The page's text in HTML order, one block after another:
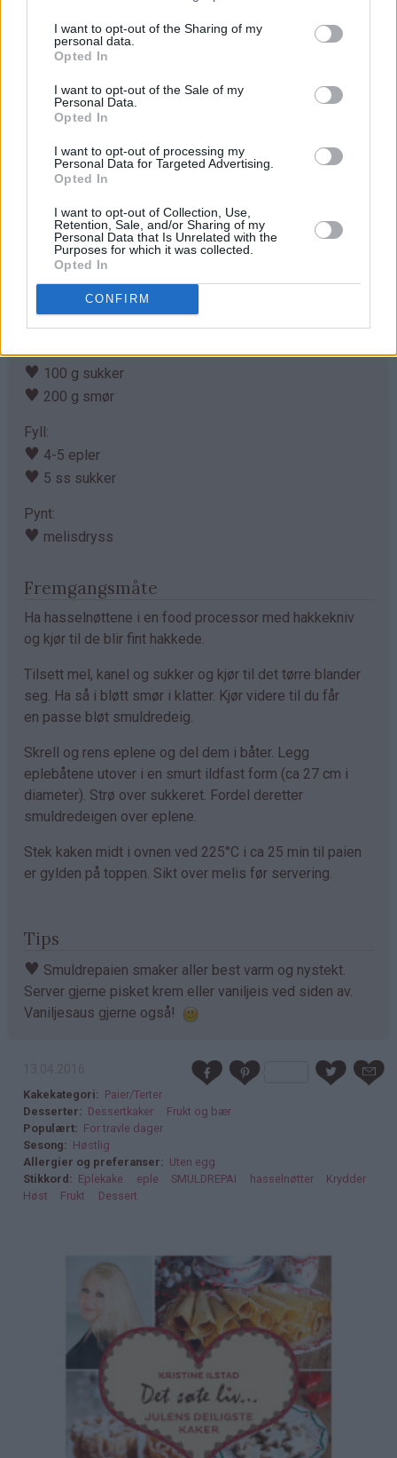
I want to opt-out of the Sharing of my
personal data.
Opted In
I want to opt-out of the Sale of my
Personal Data.
Opted In
I want to opt-out of processing my
Personal Data for Targeted Advertising.
Opted In
I want to opt-out of Collection, Use,
Retention, Sale, and/or Sharing of my
Personal Data that Is Unrelated with the
Purposes for which it was collected.
Opted In
CONFIRM
Ingredienser
Smuldredeig:
150 g hasselnøtter
♥3 dl hvetemel
♥2 ts kanel
♥ 100 g sukker
♥ 200 g smør
Fyll:
♥ 4-5 epler
♥ 5 ss sukker
Pynt:
♥ melisdryss
Fremgangsmåte
Ha hasselnøttene i en food processor med hakkekniv
og kjør til de blir fint hakkede.
Tilsett mel, kanel og sukker og kjør til det tørre blander
seg. Ha så i bløtt smør i klatter. Kjør videre til du får
en passe bløt smuldredeig.
Skrell og rens eplene og del dem i båter. Legg
eplebåtene utover i en smurt ildfast form (ca 27 cm i
diameter). Strø over sukkeret. Fordel deretter
smuldredeigen over eplene.
Stek kaken midt i ovnen ved 225°C i ca 25 min til paien
er gylden på toppen. Sikt over melis før servering.
Tips
♥ Smuldrepaien smaker aller best varm og nystekt.
Server gjerne pisket krem eller vaniljeis ved siden av.
Vaniljesaus gjerne også!
Kakekategori
Paier/Terter
Desserter
Dessertkaker
Frukt og bær
Populært
For travle dager
Sesong
Høstlig
Allergier og preferanser
Uten egg
Stikkord
Eplekake eple SMULDREPAI hasselnøtter
Krydder
Høst
Frukt Dessert